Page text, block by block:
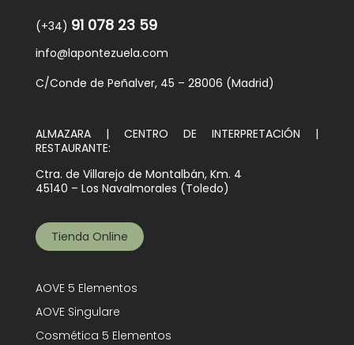
(+34) 91 078 23 59
info@lapontezuela.com
C/Conde de Peñalver, 45 – 28006 (Madrid)
ALMAZARA | CENTRO DE INTERPRETACIÓN |
RESTAURANTE:
Ctra. de Villarejo de Montalbán, Km. 4
45140 – Los Navalmorales (Toledo)
Tienda Online
AOVE 5 Elementos
AOVE Singulare
Cosmética 5 Elementos